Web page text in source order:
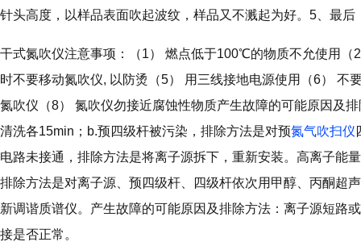
针头高度，以样品表面吹起波纹，样品又不溅起为好。5、最
干式氮吹仪注意事项：（1） 燃点低于100℃的物质不允使用
时不要移动氮吹仪, 以防烫（5） 用三线接地电源使用（6）
氮吹仪（8） 氮吹仪勿接近腐蚀性物质产生故障的可能原因及
清洗各15min；b.预四级杆被污染，排除方法是对预氮气吹扫仪
电路未接通，排除方法是将离子源拆下，重新安装。高离子能
排除方法是对离子源、预四级杆、四级杆依次用甲醇、丙酮超
新调谐质谱仪。产生故障的可能原因及排除方法：离子源短路
接是否正常。